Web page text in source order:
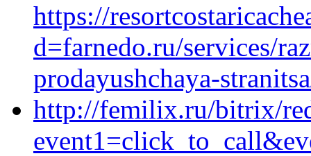
https://
d=farnedo.ru/services/
prodayushchaya-
http://femilix.ru/bitrix/